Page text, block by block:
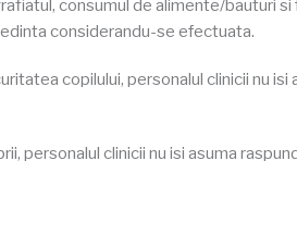
consumul de alimente/bauturi
considerandu-se efectuata.
copilului, personalul clinicii nu
personalul clinicii nu isi asuma